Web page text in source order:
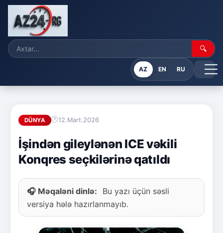
🔍
AZ EN RU
DÜNYA 12.Mart.2026
İşindən gileylənən ICE vəkili
Konqres seçkilərinə qatıldı
🎧 Məqaləni dinlə:
Bu yazı üçün səsli
versiya hələ hazırlanmayıb.